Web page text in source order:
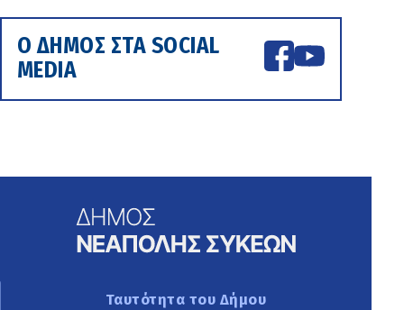
Ο ΔΗΜΟΣ ΣΤΑ SOCIAL
MEDIA
Ταυτότητα του Δήμου